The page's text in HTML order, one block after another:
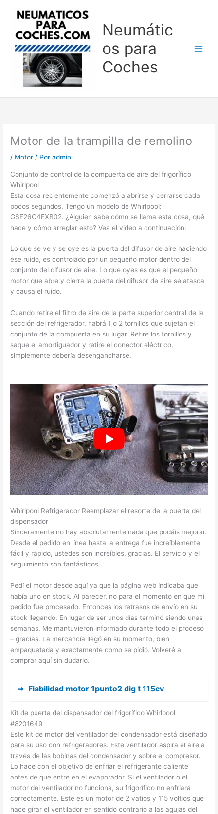
Neumátic
os para
Coches
Motor de la trampilla de remolino
/ Motor / Poradmin
Conjunto de control de la compuerta de aire del frigorífico
Whirlpool
Esta cosa recientemente comenzó a abrirse y cerrarse cada
pocos segundos. Tengo un modelo de Whirlpool:
GSF26C4EXB02. ¿Alguien sabe cómo se llama esta cosa, qué
hace y cómo arreglar esto? Vea el video a continuación:
Lo que se ve y se oye es la puerta del difusor de aire haciendo
ese ruido, es controlado por un pequeño motor dentro del
conjunto del difusor de aire. Lo que oyes es que el pequeño
motor que abre y cierra la puerta del difusor de aire se atasca
y causa el ruido.
Cuando retire el filtro de aire de la parte superior central de la
sección del refrigerador, habrá 1 o 2 tornillos que sujetan el
conjunto de la compuerta en su lugar. Retire los tornillos y
saque el amortiguador y retire el conector eléctrico,
simplemente debería desengancharse.
Whirlpool Refrigerador Reemplazar el resorte de la puerta del
dispensador
Sinceramente no hay absolutamente nada que podáis mejorar.
Desde el pedido en línea hasta la entrega fue increíblemente
fácil y rápido, ustedes son increíbles, gracias. El servicio y el
seguimiento son fantásticos
Pedí el motor desde aquí ya que la página web indicaba que
había uno en stock. Al parecer, no para el momento en que mi
pedido fue procesado. Entonces los retrasos de envío en su
stock llegando. En lugar de ser unos días terminó siendo unas
semanas. Me mantuvieron informado durante todo el proceso
– gracias. La mercancía llegó en su momento, bien
empaquetada y exactamente como se pidió. Volveré a
comprar aquí sin dudarlo.
➞ Fiabilidad motor 1punto2 dig t 115cv
Kit de puerta del dispensador del frigorífico Whirlpool
#8201649
Este kit de motor del ventilador del condensador está diseñado
para su uso con refrigeradores. Este ventilador aspira el aire a
través de las bobinas del condensador y sobre el compresor.
Lo hace con el objetivo de enfriar el refrigerante caliente
antes de que entre en el evaporador. Si el ventilador o el
motor del ventilador no funciona, su frigorífico no enfriará
correctamente. Este es un motor de 2 vatios y 115 voltios que
hace girar el ventilador en sentido contrario a las agujas del